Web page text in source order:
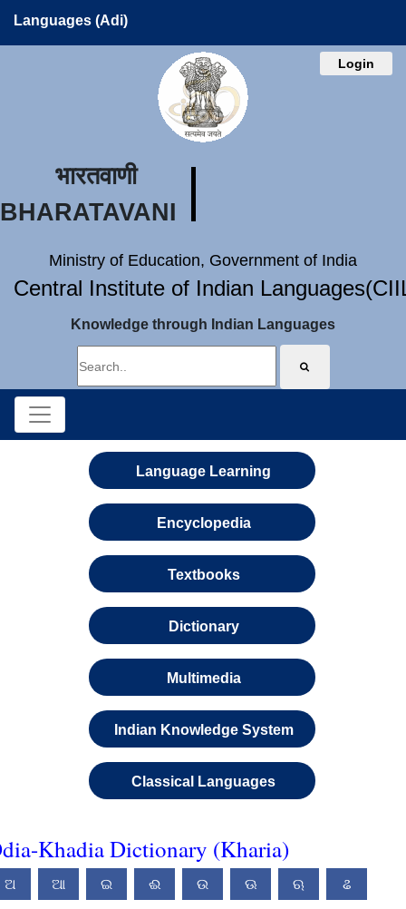
Languages (Adi)
Login
भारतवाणी
BHARATAVANI
Ministry of Education, Government of India
Central Institute of Indian
Knowledge through Indian Languages
Language Learning
Encyclopedia
Textbooks
Dictionary
Multimedia
Indian Knowledge System
Classical Languages
Khadia Dictionary (Kharia)
ଅ ଆ ଇ ଈ ଉ ଊ ଋ ଌ